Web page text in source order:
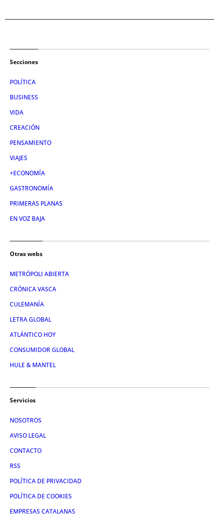
Secciones
POLÍTICA
BUSINESS
VIDA
CREACIÓN
PENSAMIENTO
VIAJES
+ECONOMÍA
GASTRONOMÍA
PRIMERAS PLANAS
EN VOZ BAJA
Otras webs
METRÓPOLI ABIERTA
CRÓNICA VASCA
CULEMANÍA
LETRA GLOBAL
ATLÁNTICO HOY
CONSUMIDOR GLOBAL
HULE & MANTEL
Servicios
NOSOTROS
AVISO LEGAL
CONTACTO
RSS
POLÍTICA DE PRIVACIDAD
POLÍTICA DE COOKIES
EMPRESAS CATALANAS